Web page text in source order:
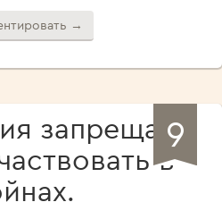
→
9
запрещает
в